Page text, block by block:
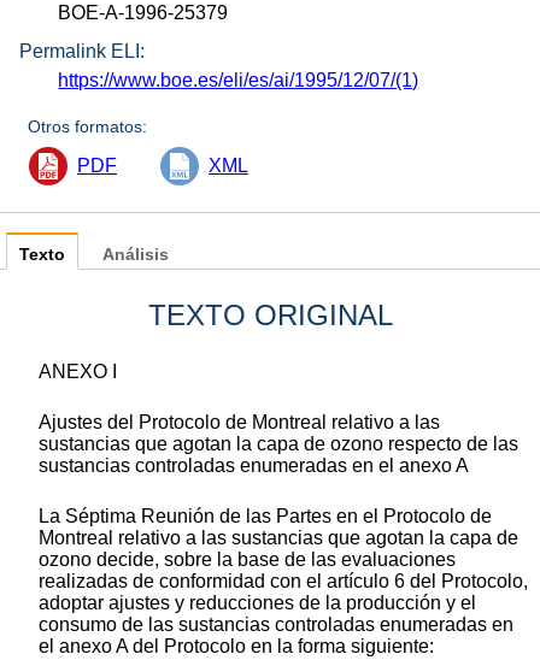
BOE-A-1996-25379
Permalink ELI:
https://www.boe.es/eli/es/ai/1995/12/07/(1)
Otros formatos:
PDF XML
Texto
TEXTO ORIGINAL
ANEXO I
Ajustes del Protocolo de Montreal relativo a las
sustancias que agotan la capa de ozono respecto de las
sustancias controladas enumeradas en el anexo A
La Séptima Reunión de las Partes en el Protocolo de
Montreal relativo a las sustancias que agotan la capa de
ozono decide, sobre la base de las evaluaciones
realizadas de conformidad con el artículo 6 del Protocolo,
adoptar ajustes y reducciones de la producción y el
consumo de las sustancias controladas enumeradas en
el anexo A del Protocolo en la forma siguiente:
Análisis